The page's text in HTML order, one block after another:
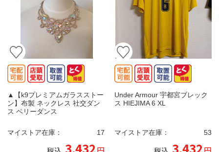
▲【k9プレミアムガラスストー
ン】布製 ネックレス 社交ダン
ス ベリーダンス
マイストア在庫： 17
3,432
Under Armour 宇都宮ブレック
ス HIEJIMA 6 XL
マイストア在庫： 53
3,432